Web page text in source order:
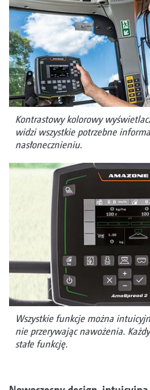
Kontrastowy kolorowy
widzi wszystkie potrzebne
nasłonecznieniu.
Wszystkie funkcje można
nie przerywając nawożenia.
stałe funkcję.